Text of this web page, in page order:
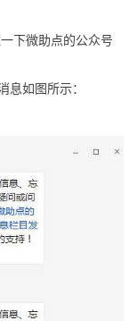
下微助点的公众号
如图所示：